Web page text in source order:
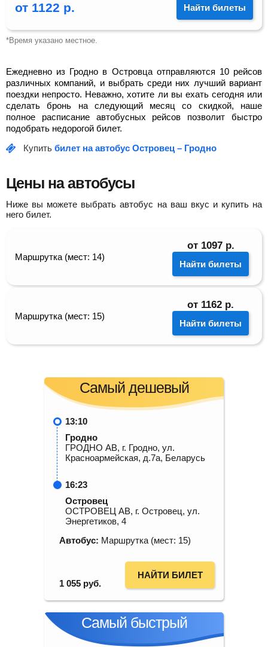
от 1122 р. Найти билеты
*Время указано местное.
Ежедневно из Гродно в Островца отправляются 10 рейсов
различных компаний, и выбрать среди них лучший вариант
поездки непросто. Неважно, хотите ли вы ехать сегодня или
сделать бронь на следующий месяц со скидкой, наше
полное расписание автобусных рейсов позволит быстро
подобрать недорогой билет.
Купить билет на автобус Островец – Гродно
Цены на автобусы
Ниже вы можете выбрать автобус на ваш вкус и купить на
него билет.
Маршрутка (мест: 14)
от 1097 р.
Найти билеты
Маршрутка (мест: 15)
от 1162 р.
Найти билеты
Самый дешевый
13:10
Гродно
ГРОДНО АВ, г. Гродно, ул.
Красноармейская, д.7а, Беларусь
16:23
Островец
ОСТРОВЕЦ АВ, г. Островец, ул.
Энергетиков, 4
Автобус: Маршрутка (мест: 15)
1 055 руб.
НАЙТИ БИЛЕТ
Самый быстрый